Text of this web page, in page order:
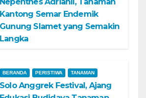
Kantong Semar Endemik
Gunung Slamet yang Semakin
Langka
BERANDA PERISTIWA TANAMAN
Solo Anggrek Festival, Ajang